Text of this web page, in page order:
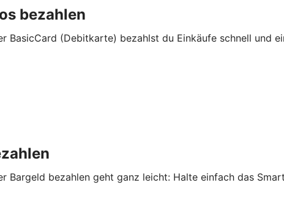
bezahlen
(Debitkarte) bezahlst du Einkäufe schnell und
Bargeld bezahlen geht ganz leicht: Halte einfach das